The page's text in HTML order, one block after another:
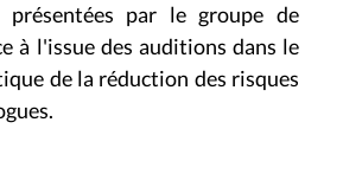
présentées par le groupe de
à l'issue des auditions dans le
de la réduction des risques